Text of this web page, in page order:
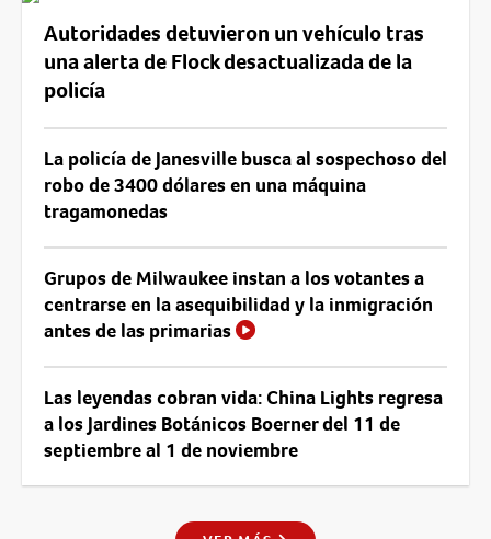
Autoridades detuvieron un vehículo tras
una alerta de Flock desactualizada de la
policía
La policía de Janesville busca al sospechoso del
robo de 3400 dólares en una máquina
tragamonedas
Grupos de Milwaukee instan a los votantes a
centrarse en la asequibilidad y la inmigración
antes de las primarias
Las leyendas cobran vida: China Lights regresa
a los Jardines Botánicos Boerner del 11 de
septiembre al 1 de noviembre